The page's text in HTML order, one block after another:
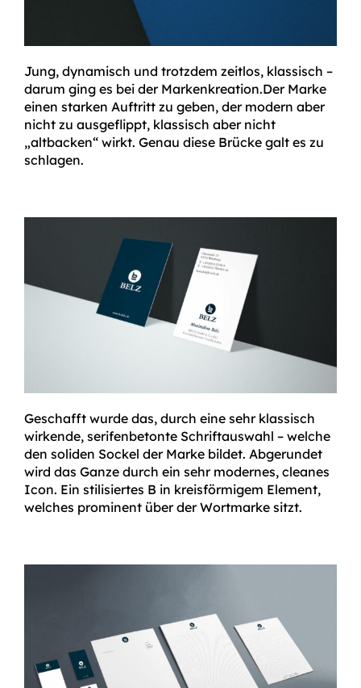
Jung, dynamisch und trotzdem zeitlos, klassisch –
darum ging es bei der Markenkreation.Der Marke
einen starken Auftritt zu geben, der modern aber
nicht zu ausgeflippt, klassisch aber nicht
„altbacken“ wirkt. Genau diese Brücke galt es zu
schlagen.
Geschafft wurde das, durch eine sehr klassisch
wirkende, serifenbetonte Schriftauswahl – welche
den soliden Sockel der Marke bildet. Abgerundet
wird das Ganze durch ein sehr modernes, cleanes
Icon. Ein stilisiertes B in kreisförmigem Element,
welches prominent über der Wortmarke sitzt.